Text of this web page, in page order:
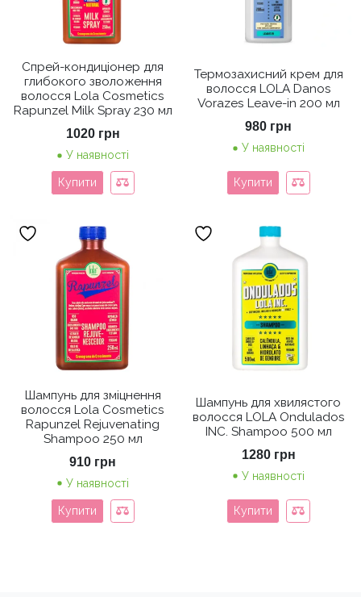
Спрей-кондиціонер для
глибокого зволоження
волосся Lola Cosmetics
Rapunzel Milk Spray 230 мл
1020 грн
У наявності
Купити
Термозахисний крем для
волосся LOLA Danos
Vorazes Leave-in 200 мл
980 грн
У наявності
Купити
Шампунь для зміцнення
волосся Lola Cosmetics
Rapunzel Rejuvenating
Shampoo 250 мл
910 грн
У наявності
Купити
Шампунь для хвилястого
волосся LOLA Ondulados
INC. Shampoo 500 мл
1280 грн
У наявності
Купити